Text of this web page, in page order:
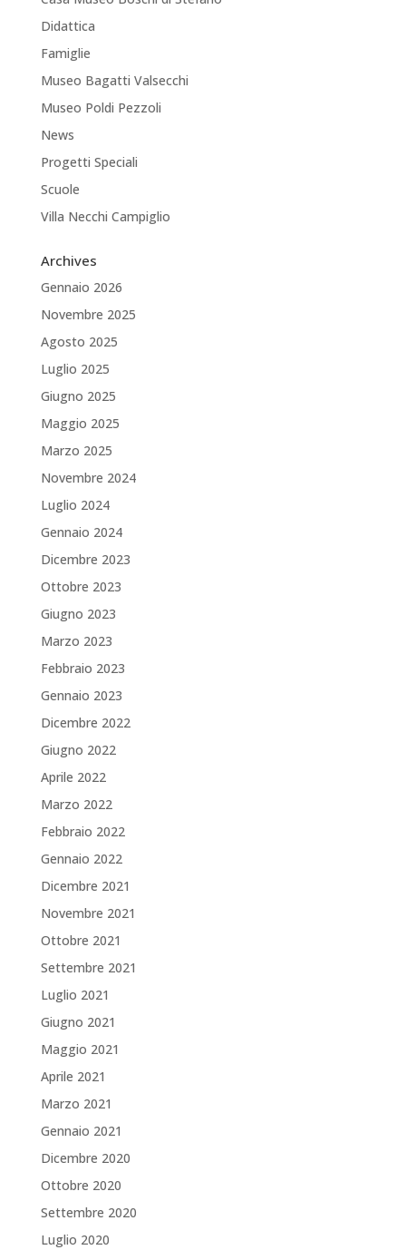
Didattica
Famiglie
Museo Bagatti Valsecchi
Museo Poldi Pezzoli
News
Progetti Speciali
Scuole
Villa Necchi Campiglio
Archives
Gennaio 2026
Novembre 2025
Agosto 2025
Luglio 2025
Giugno 2025
Maggio 2025
Marzo 2025
Novembre 2024
Luglio 2024
Gennaio 2024
Dicembre 2023
Ottobre 2023
Giugno 2023
Marzo 2023
Febbraio 2023
Gennaio 2023
Dicembre 2022
Giugno 2022
Aprile 2022
Marzo 2022
Febbraio 2022
Gennaio 2022
Dicembre 2021
Novembre 2021
Ottobre 2021
Settembre 2021
Luglio 2021
Giugno 2021
Maggio 2021
Aprile 2021
Marzo 2021
Gennaio 2021
Dicembre 2020
Ottobre 2020
Settembre 2020
Luglio 2020